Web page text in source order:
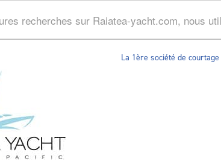
recherches sur Raiatea-yacht.com, nous
La 1ère société de